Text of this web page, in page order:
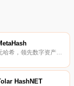
元哈希，领先数字资产交易网络和分布式实时应用平台。
HashNET